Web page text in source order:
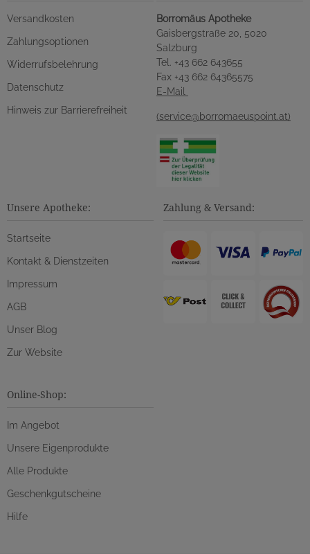
Versandkosten
Zahlungsoptionen
Widerrufsbelehrung
Datenschutz
Hinweis zur Barrierefreiheit
Borromäus Apotheke
Gaisbergstraße 20, 5020
Salzburg
Tel. +43 662 643655
Fax +43 662 64365575
E-Mail
(service@borromaeuspoint.at)
Unsere Apotheke:
Startseite
Kontakt & Dienstzeiten
Impressum
AGB
Unser Blog
Zur Website
Zahlung & Versand:
Online-Shop:
Im Angebot
Unsere Eigenprodukte
Alle Produkte
Geschenkgutscheine
Hilfe